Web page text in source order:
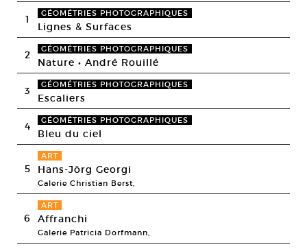
1 GÉOMÉTRIES PHOTOGRAPHIQUES
Lignes & Surfaces
2 GÉOMÉTRIES PHOTOGRAPHIQUES
Nature • André Rouillé
3 GÉOMÉTRIES PHOTOGRAPHIQUES
Escaliers
4 GÉOMÉTRIES PHOTOGRAPHIQUES
Bleu du ciel
5
ART
Hans-Jörg Georgi
Galerie Christian Berst,
6
ART
Affranchi
Galerie Patricia Dorfmann,